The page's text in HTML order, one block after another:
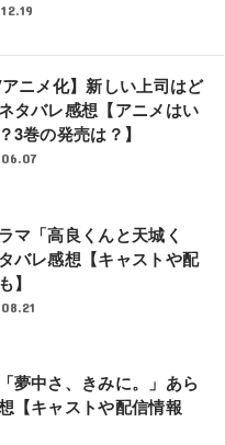
アニメ化】新しい上司はど
タバレ感想【アニメはい
3巻の発売は？】
マ「高良くんと天城く
バレ感想【キャストや配
】
夢中さ、きみに。」あら
【キャストや配信情報